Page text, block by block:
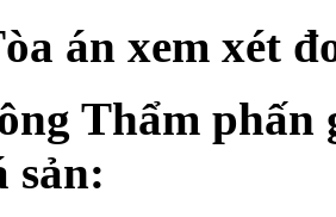
án xem xét
Thẩm
sản: